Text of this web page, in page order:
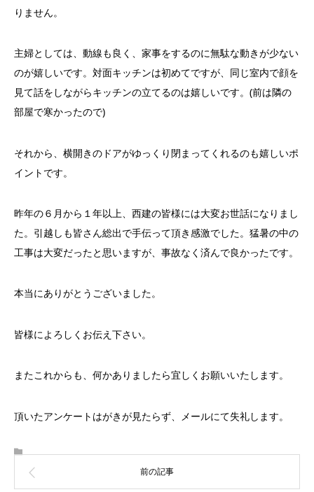
りません。
主婦としては、動線も良く、家事をするのに無駄な動きが少ない
のが嬉しいです。対面キッチンは初めてですが、同じ室内で顔を
見て話をしながらキッチンの立てるのは嬉しいです。(前は隣の
部屋で寒かったので)
それから、横開きのドアがゆっくり閉まってくれるのも嬉しいポ
イントです。
昨年の６月から１年以上、西建の皆様には大変お世話になりまし
た。引越しも皆さん総出で手伝って頂き感激でした。猛暑の中の
工事は大変だったと思いますが、事故なく済んで良かったです。
本当にありがとうございました。
皆様によろしくお伝え下さい。
またこれからも、何かありましたら宜しくお願いいたします。
頂いたアンケートはがきが見たらず、メールにて失礼します。